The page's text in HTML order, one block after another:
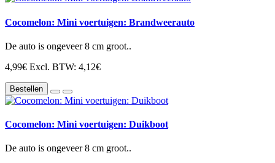
Cocomelon: Mini voertuigen: Brandweerauto
De auto is ongeveer 8 cm groot..
4,99€ Excl. BTW: 4,12€
Bestellen
Cocomelon: Mini voertuigen: Duikboot
De auto is ongeveer 8 cm groot..